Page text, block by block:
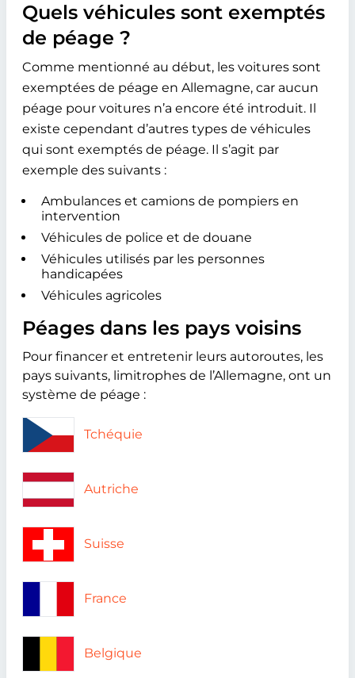
Quels véhicules sont exemptés
de péage ?
Comme mentionné au début, les voitures sont
exemptées de péage en Allemagne, car aucun
péage pour voitures n’a encore été introduit. Il
existe cependant d’autres types de véhicules
qui sont exemptés de péage. Il s’agit par
exemple des suivants :
Ambulances et camions de pompiers en
intervention
Véhicules de police et de douane
Véhicules utilisés par les personnes
handicapées
Véhicules agricoles
Péages dans les pays voisins
Pour financer et entretenir leurs autoroutes, les
pays suivants, limitrophes de l’Allemagne, ont un
système de péage :
Tchéquie
Autriche
Suisse
France
Belgique